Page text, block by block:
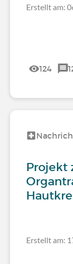
Erstellt am:
124
Projekt
Erstellt am: